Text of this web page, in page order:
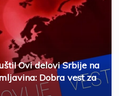
Ovi delovi Srbije na
Dobra vest za